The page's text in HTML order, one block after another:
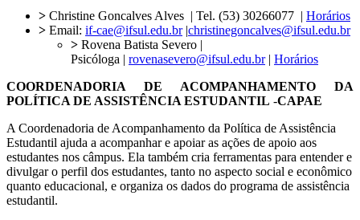
> Christine Goncalves Alves | Tel. (53) 30266077 | Horários
> Email: if-cae@ifsul.edu.br|christinegoncalves@ifsul.edu.br
> Rovena Batista Severo |
Psicóloga | rovenasevero@ifsul.edu.br| Horários
COORDENADORIA DE ACOMPANHAMENTO DA
POLÍTICA DE ASSISTÊNCIA ESTUDANTIL -CAPAE
A Coordenadoria de Acompanhamento da Política de Assistência
Estudantil ajuda a acompanhar e apoiar as ações de apoio aos
estudantes nos câmpus. Ela também cria ferramentas para entender e
divulgar o perfil dos estudantes, tanto no aspecto social e econômico
quanto educacional, e organiza os dados do programa de assistência
estudantil.